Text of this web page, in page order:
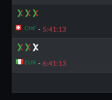
5:41:12
-
CHF
6:41:12
-
EUR